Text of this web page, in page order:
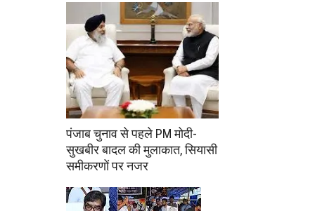
पंजाब चुनाव से पहले PM मोदी-
सुखबीर बादल की मुलाकात, सियासी
समीकरणों पर नजर